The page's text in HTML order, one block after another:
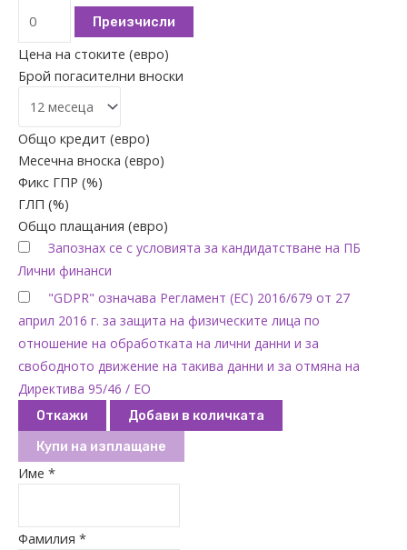
Преизчисли
Цена на стоките (евро)
Брой погасителни вноски
Общо кредит (евро)
Месечна вноска (евро)
Фикс ГПР (%)
ГЛП (%)
Общо плащания (евро)
Запознах се с условията за кандидатстване на ПБ
Лични финанси
"GDPR" означава Регламент (ЕС) 2016/679 от 27
април 2016 г. за защита на физическите лица по
отношение на обработката на лични данни и за
свободното движение на такива данни и за отмяна на
Директива 95/46 / ЕО
Откажи
Добави в количката
Купи на изплащане
Име *
Фамилия *